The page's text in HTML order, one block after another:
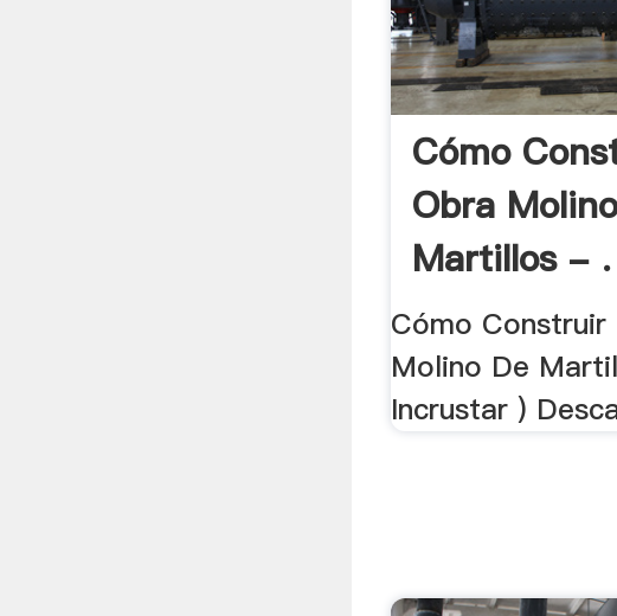
Cómo
Obra
Martillos - .
Cómo Construir
Molino De
Incrustar )